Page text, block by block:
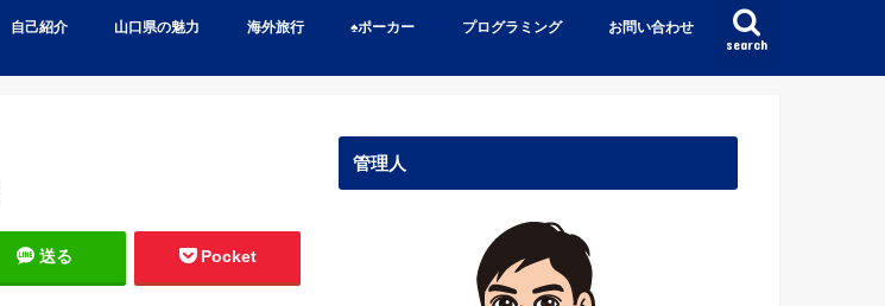
search
自己紹介 山口県の魅力 海外旅行 ♠️ポーカー プログラミング お問い合わせ
送る Pocket
管理人